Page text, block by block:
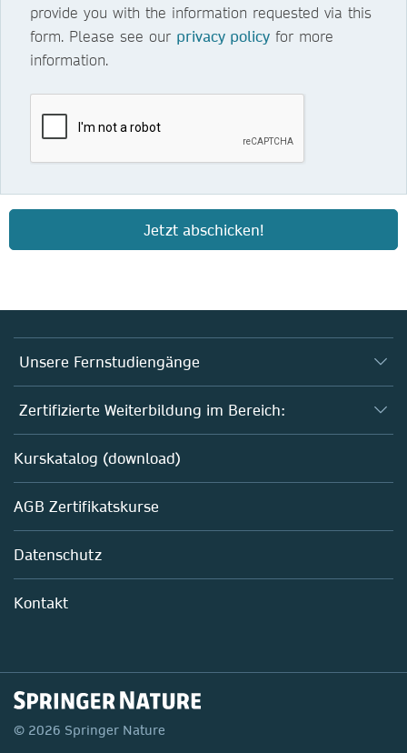
provide you with the information requested via this
form. Please see our privacy policy for more
information.
Jetzt abschicken!
Unsere Fernstudiengänge
Fernstudium Biologie
Fernstudium B. Sc. Chemie
Fernstudium M. Sc. Biotechnologie
Zertifizierte Weiterbildung im Bereich:
AZAV-geförderte Weiterbildungskurse
Biotechnologie
Chemie
Mitarbeiterführung im Labor
Kurskatalog (download)
AGB Zertifikatskurse
Datenschutz
Kontakt
© 2026 Springer Nature